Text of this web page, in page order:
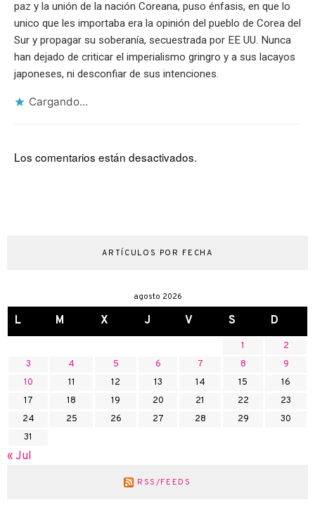
paz y la unión de la nación Coreana, puso énfasis, en que lo
unico que les importaba era la opinión del pueblo de Corea del
Sur y propagar su soberanía, secuestrada por EE UU. Nunca
han dejado de criticar el imperialismo gringro y a sus lacayos
japoneses, ni desconfiar de sus intenciones.
Cargando...
Los comentarios están desactivados.
ARTÍCULOS POR FECHA
agosto 2026
L M X J V S D
1
2
3
4 5 6 7 8
9
10
11 12 13 14 15
16
17
18 19 20 21 22
23
24
25 26 27 28 29
30
31
« Jul
RSS/FEEDS